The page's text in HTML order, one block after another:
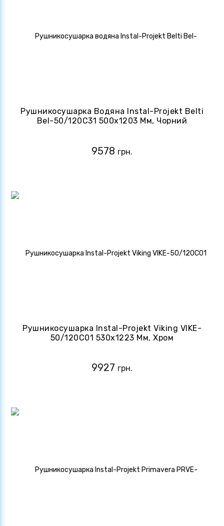
Рушникосушарка Водяна Instal-Projekt Belti
Bel-50/120C31 500х1203 Мм, Чорний
9578 грн.
Рушникосушарка Instal-Projekt Viking VIKE-
50/120C01 530x1223 Мм, Хром
9927 грн.